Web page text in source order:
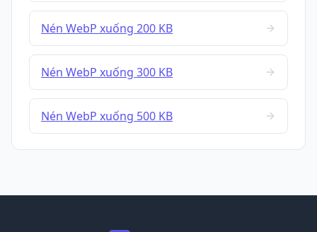
Nén WebP xuống 200 KB
Nén WebP xuống 300 KB
Nén WebP xuống 500 KB